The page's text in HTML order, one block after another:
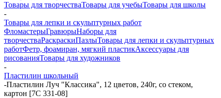
Товары для творчестваТовары для учебыТовары для школы
-
Товары для лепки и скульптурных работ
ФломастерыГравюрыНаборы для
творчестваРаскраскиПазлыТовары для лепки и скульптурных
работФетр, фоамиран, мягкий пластикАксессуары для
рисованияТовары для художников
-
Пластилин школьный
-Пластилин Луч "Классика", 12 цветов, 240г, cо стеком,
картон [7С 331-08]